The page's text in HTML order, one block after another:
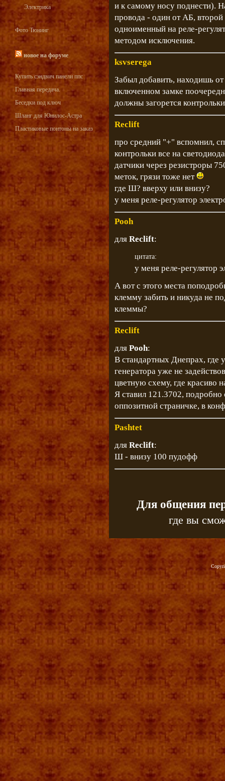
Электрика
Фото Тюнинг
новое на форуме
Купить сэндвич панели ппс
Главная передача.
Беседки под ключ
Шланг для Юнилос-Астра
Пластиковые понтоны на заказ
и к самому носу поднести).
провода - один от АБ,
одноименный на реле-
методом исключения.
ksvserega
Забыл добавить, находишь
включенном замке
должны загорется
Reclift
про средний "+" вспомнил,
контрольки все на
датчики через резистроры
меток, грязи тоже нет
где Ш? вверху или внизу?
у меня реле-регулятор
Pooh
для Reclift:
цитата:
у меня реле-регулятор
А вот с этого места
клемму забить и никуда не
клеммы?
Reclift
для Pooh:
В стандартных Днепрах, где
генератора уже не
цветную схему, где красиво
Я ставил 121.3702, подробно
оппозитной страничке, в
Pashtet
для Reclift:
Ш - внизу 100 пудофф
Для общения
где вы